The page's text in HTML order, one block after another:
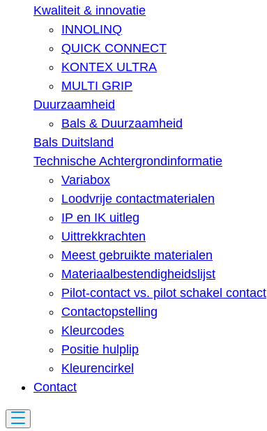
Kwaliteit & innovatie
INNOLINQ
QUICK CONNECT
KONTEX ULTRA
MULTI GRIP
Duurzaamheid
Bals & Duurzaamheid
Bals Duitsland
Technische Achtergrondinformatie
Variabox
Loodvrije contactmaterialen
IP en IK uitleg
Uittrekkrachten
Meest gebruikte materialen
Materiaalbestendigheidslijst
Pilot-contact vs. pilot schakel contact
Contactopstelling
Kleurcodes
Positie hulplip
Kleurencirkel
Contact